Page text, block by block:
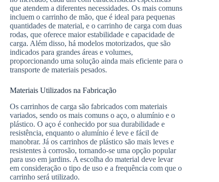
que atendem a diferentes necessidades. Os mais comuns
incluem o carrinho de mão, que é ideal para pequenas
quantidades de material, e o carrinho de carga com duas
rodas, que oferece maior estabilidade e capacidade de
carga. Além disso, há modelos motorizados, que são
indicados para grandes áreas e volumes,
proporcionando uma solução ainda mais eficiente para o
transporte de materiais pesados.
Materiais Utilizados na Fabricação
Os carrinhos de carga são fabricados com materiais
variados, sendo os mais comuns o aço, o alumínio e o
plástico. O aço é conhecido por sua durabilidade e
resistência, enquanto o alumínio é leve e fácil de
manobrar. Já os carrinhos de plástico são mais leves e
resistentes à corrosão, tornando-se uma opção popular
para uso em jardins. A escolha do material deve levar
em consideração o tipo de uso e a frequência com que o
carrinho será utilizado.